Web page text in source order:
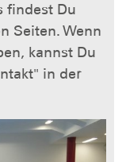
findest Du
Seiten. Wenn
kannst Du
in der